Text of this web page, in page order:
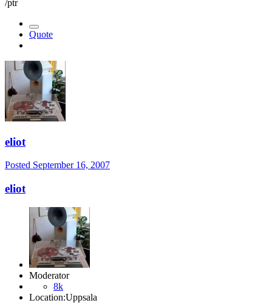
/ptr
Quote
eliot
Posted September 16, 2007
eliot
Moderator
8k
Location:Uppsala